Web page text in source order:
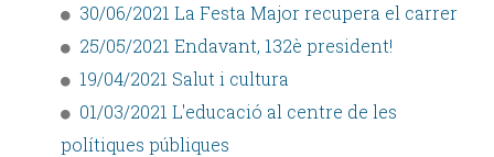
30/06/2021 La Festa Major recupera el carrer
25/05/2021 Endavant, 132è president!
19/04/2021 Salut i cultura
01/03/2021 L'educació al centre de les
polítiques públiques